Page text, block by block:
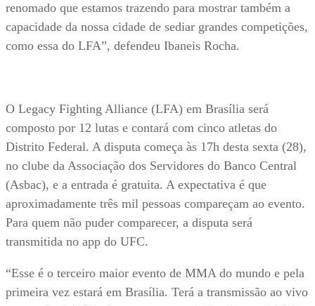
renomado que estamos trazendo para mostrar também a
capacidade da nossa cidade de sediar grandes competições,
como essa do LFA”, defendeu Ibaneis Rocha.
O Legacy Fighting Alliance (LFA) em Brasília será
composto por 12 lutas e contará com cinco atletas do
Distrito Federal. A disputa começa às 17h desta sexta (28),
no clube da Associação dos Servidores do Banco Central
(Asbac), e a entrada é gratuita. A expectativa é que
aproximadamente três mil pessoas compareçam ao evento.
Para quem não puder comparecer, a disputa será
transmitida no app do UFC.
“Esse é o terceiro maior evento de MMA do mundo e pela
primeira vez estará em Brasília. Terá a transmissão ao vivo